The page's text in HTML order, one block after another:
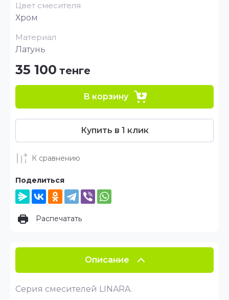
Цвет смесителя
Хром
Материал
Латунь
35 100 тенге
В корзину
Купить в 1 клик
К сравнению
Поделиться
Распечатать
Описание
Серия смесителей LINARA.